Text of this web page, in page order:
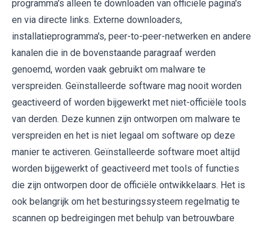
programma's alleen te downloaden van officiële pagina's
en via directe links. Externe downloaders,
installatieprogramma's, peer-to-peer-netwerken en andere
kanalen die in de bovenstaande paragraaf werden
genoemd, worden vaak gebruikt om malware te
verspreiden. Geïnstalleerde software mag nooit worden
geactiveerd of worden bijgewerkt met niet-officiële tools
van derden. Deze kunnen zijn ontworpen om malware te
verspreiden en het is niet legaal om software op deze
manier te activeren. Geïnstalleerde software moet altijd
worden bijgewerkt of geactiveerd met tools of functies
die zijn ontworpen door de officiële ontwikkelaars. Het is
ook belangrijk om het besturingssysteem regelmatig te
scannen op bedreigingen met behulp van betrouwbare